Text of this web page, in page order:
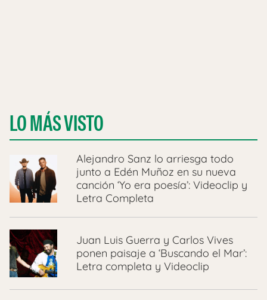
LO MÁS VISTO
Alejandro Sanz lo arriesga todo
junto a Edén Muñoz en su nueva
canción ‘Yo era poesía’: Videoclip y
Letra Completa
Juan Luis Guerra y Carlos Vives
ponen paisaje a ‘Buscando el Mar’:
Letra completa y Videoclip